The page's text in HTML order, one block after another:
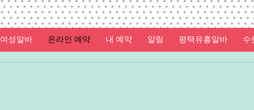
여성알바 온라인 예약 내 예약 알림 평택유흥알바 수